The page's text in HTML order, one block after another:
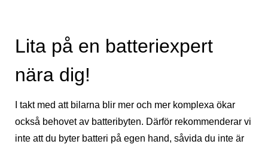
Lita på en batteriexpert
nära dig!
I takt med att bilarna blir mer och mer komplexa ökar
också behovet av batteribyten. Därför rekommenderar vi
inte att du byter batteri på egen hand, såvida du inte är